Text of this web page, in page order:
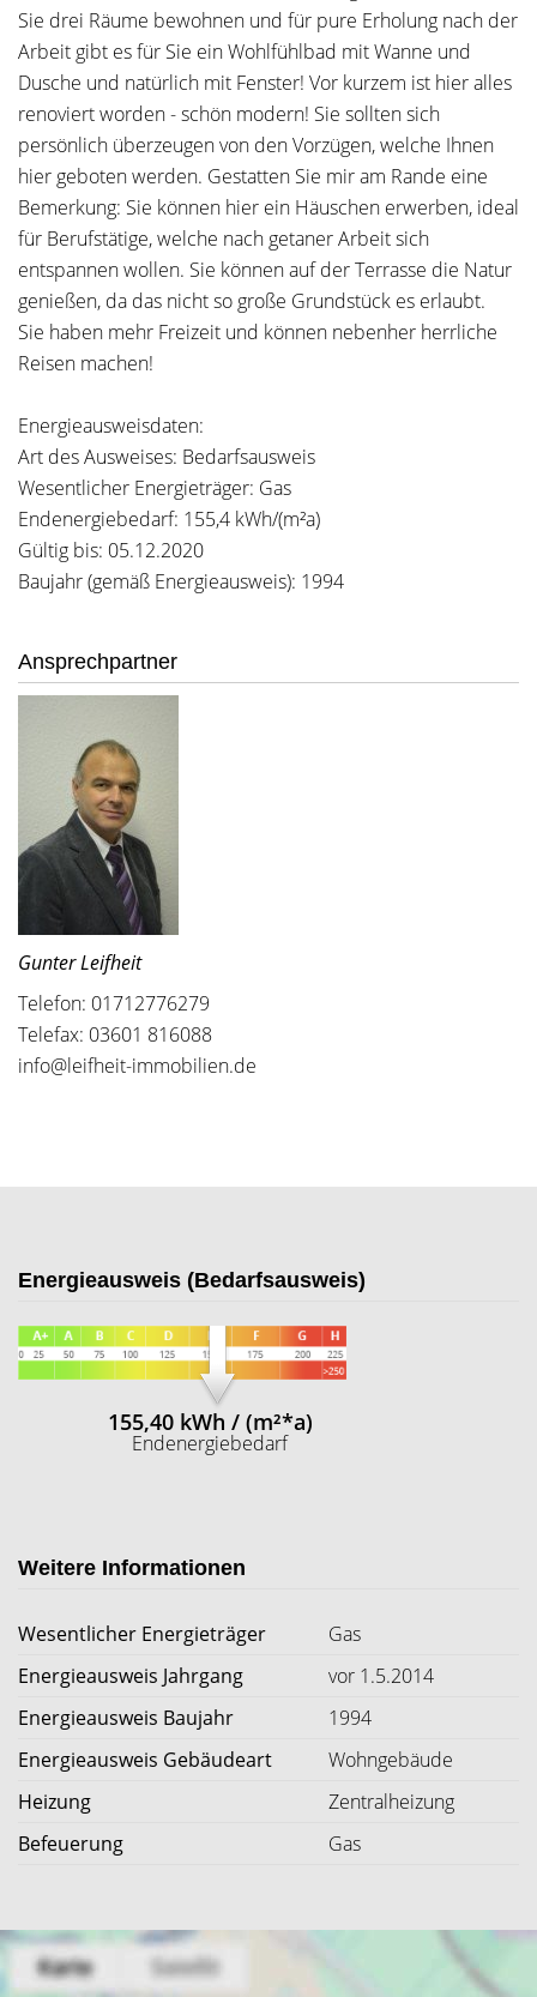
Sie drei Räume bewohnen und für pure Erholung nach der
Arbeit gibt es für Sie ein Wohlfühlbad mit Wanne und
Dusche und natürlich mit Fenster! Vor kurzem ist hier alles
renoviert worden - schön modern! Sie sollten sich
persönlich überzeugen von den Vorzügen, welche Ihnen
hier geboten werden. Gestatten Sie mir am Rande eine
Bemerkung: Sie können hier ein Häuschen erwerben, ideal
für Berufstätige, welche nach getaner Arbeit sich
entspannen wollen. Sie können auf der Terrasse die Natur
genießen, da das nicht so große Grundstück es erlaubt.
Sie haben mehr Freizeit und können nebenher herrliche
Reisen machen!
Energieausweisdaten:
Art des Ausweises: Bedarfsausweis
Wesentlicher Energieträger: Gas
Endenergiebedarf: 155,4 kWh/(m²a)
Gültig bis: 05.12.2020
Baujahr (gemäß Energieausweis): 1994
Ansprechpartner
Gunter Leifheit
Telefon: 01712776279
Telefax: 03601 816088
info@leifheit-immobilien.de
Energieausweis (Bedarfsausweis)
155,40 kWh / (m²*a)
Endenergiebedarf
Weitere Informationen
Wesentlicher Energieträger
Gas
Energieausweis Jahrgang
vor 1.5.2014
Energieausweis Baujahr
1994
Energieausweis Gebäudeart
Wohngebäude
Heizung
Zentralheizung
Befeuerung
Gas